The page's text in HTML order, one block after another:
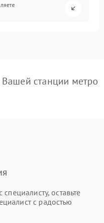
станции метро
оставьте
с радостью